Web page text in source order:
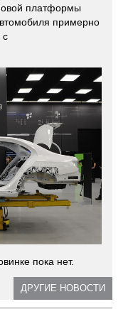
платформы
примерно
с
пока нет.
ДРУГИЕ НОВОСТИ